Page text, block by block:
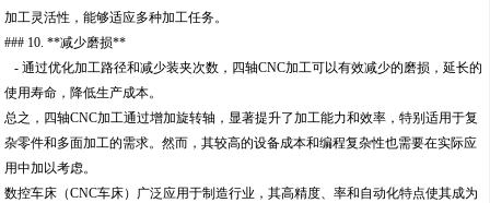
加工灵活性，能够适应多种加工任务。
### 10. **减少磨损**
- 通过优化加工路径和减少装夹次数，四轴CNC加工可以有效减少的磨损，延长的
使用寿命，降低生产成本。
总之，四轴CNC加工通过增加旋转轴，显著提升了加工能力和效率，特别适用于复
杂零件和多面加工的需求。然而，其较高的设备成本和编程复杂性也需要在实际应
用中加以考虑。
数控车床（CNC车床）广泛应用于制造行业，其高精度、率和自动化特点使其成为